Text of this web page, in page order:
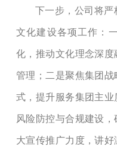
下一步 ，公司将
文化建设各项工作：
化，推动文化理念深
管理；二是聚焦集团战
式，提升服务集团主
风险防控与合规建设
大宣传推广力度，讲